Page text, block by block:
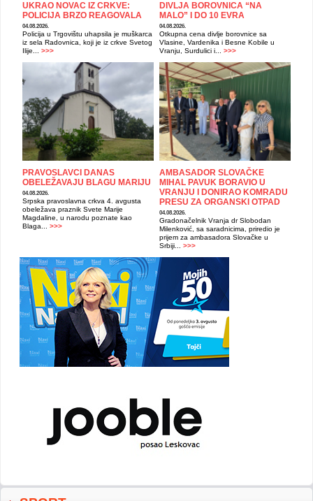
UKRAO NOVAC IZ CRKVE:
POLICIJA BRZO REAGOVALA
04.08.2026.
Policija u Trgovištu uhapsila je muškarca
iz sela Radovnica, koji je iz crkve Svetog
Ilije... >>>
DIVLJA BOROVNICA “NA
MALO” I DO 10 EVRA
04.08.2026.
Otkupna cena divlje borovnice sa
Vlasine, Vardenika i Besne Kobile u
Vranju, Surdulici i... >>>
PRAVOSLAVCI DANAS
OBELEŽAVAJU BLAGU MARIJU
04.08.2026.
Srpska pravoslavna crkva 4. avgusta
obeležava praznik Svete Marije
Magdaline, u narodu poznate kao
Blaga... >>>
AMBASADOR SLOVAČKE
MIHAL PAVUK BORAVIO U
VRANJU I DONIRAO KOMRADU
PRESU ZA ORGANSKI OTPAD
04.08.2026.
Gradonačelnik Vranja dr Slobodan
Milenković, sa saradnicima, priredio je
prijem za ambasadora Slovačke u
Srbiji... >>>